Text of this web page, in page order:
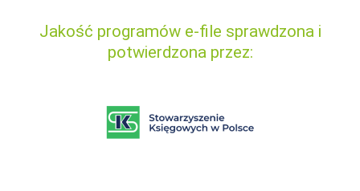
Jakość programów e-file sprawdzona i
potwierdzona przez: